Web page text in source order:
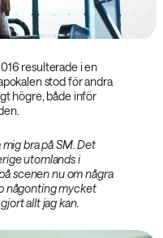
resulterade i en
stod för andra
högre, både inför
bra på SM. Det
utomlands i
scenen nu om några
någonting mycket
allt jag kan.